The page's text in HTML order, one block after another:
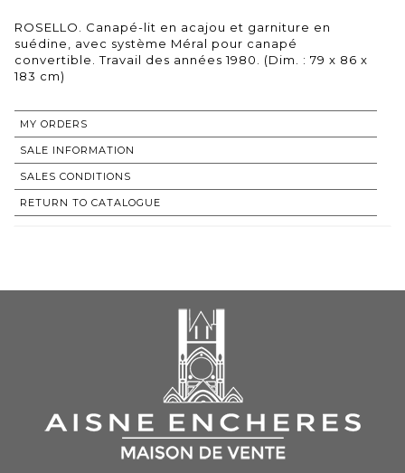
ROSELLO. Canapé-lit en acajou et garniture en
suédine, avec système Méral pour canapé
convertible. Travail des années 1980. (Dim. : 79 x 86 x
183 cm)
MY ORDERS
SALE INFORMATION
SALES CONDITIONS
RETURN TO CATALOGUE